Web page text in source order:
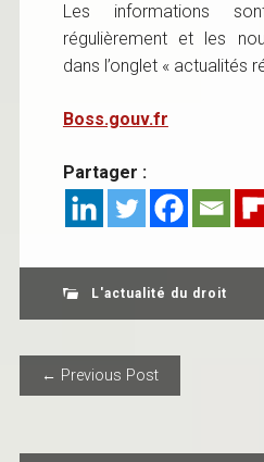
Les informations
régulièrement et les
dans l’onglet « actualités
Boss.gouv.fr
Partager :
L'actualité du droit
POST
← Previous Post